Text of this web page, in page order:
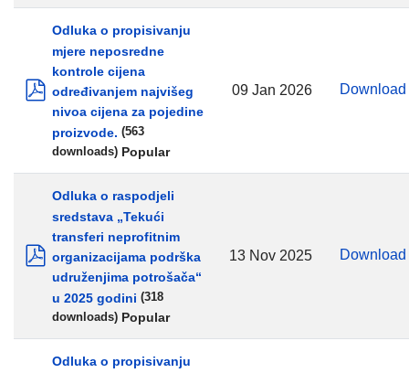
pdf
Odluka o propisivanju
mjere neposredne
kontrole cijena
određivanjem najvišeg
nivoa cijena za pojedine
proizvode. (563
downloads) Popular
09 Jan 2026 Download
pdf
Odluka o raspodjeli
sredstava „Tekući
transferi neprofitnim
organizacijama podrška
udruženjima potrošača“
u 2025 godini (318
downloads) Popular
13 Nov 2025 Download
Odluka o propisivanju